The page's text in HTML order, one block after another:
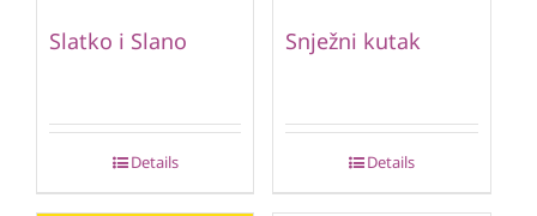
Slatko i Slano
Details
Snježni kutak
Details